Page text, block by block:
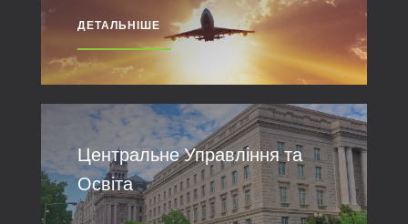
ДЕТАЛЬНІШЕ
Центральне Управління та
Освіта